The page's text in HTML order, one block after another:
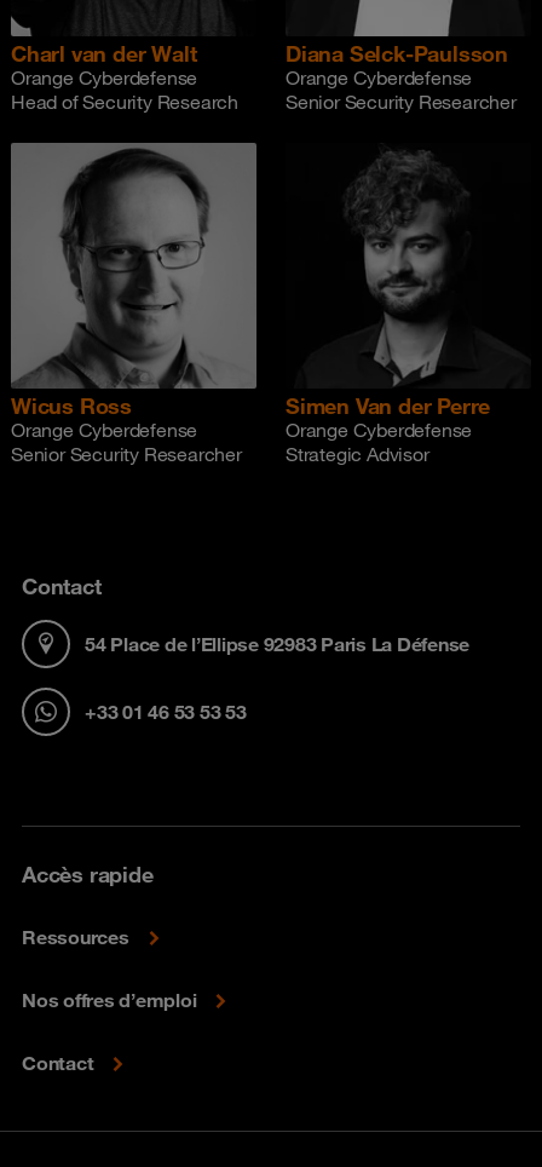
Charl van der Walt
Orange Cyberdefense
Head of Security Research
Diana Selck-Paulsson
Orange Cyberdefense
Senior Security Researcher
Wicus Ross
Orange Cyberdefense
Senior Security Researcher
Simen Van der Perre
Orange Cyberdefense
Strategic Advisor
Contact
54 Place de l’Ellipse 92983 Paris La Défense
+33 01 46 53 53 53
Accès rapide
Ressources
Nos offres d’emploi
Contact